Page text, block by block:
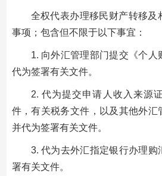
全权代表办理移民财产转移及
事项；包含但不限于以下事宜：
1. 向外汇管理部门提交《个
代为签署有关文件。
2. 代为提交申请人收入来源
件，有关税务文件，以及其他外汇
并代为签署有关文件。
3. 代为去外汇指定银行办理购
署有关文件。